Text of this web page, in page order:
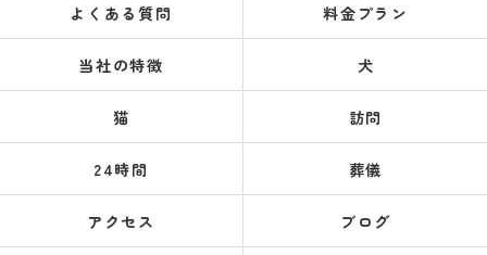
よくある質問 料金プラン
当社の特徴 犬
猫 訪問
24時間 葬儀
アクセス ブログ